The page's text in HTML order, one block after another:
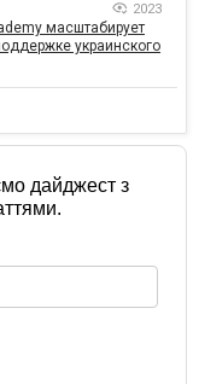
2023
масштабирует
украинского
дайджест з